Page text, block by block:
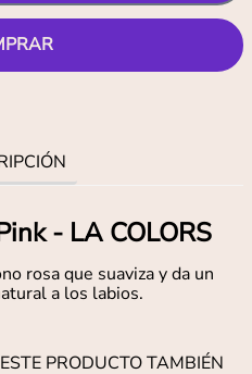
- LA COLORS
rosa que suaviza y da un
a los labios.
PRODUCTO TAMBIÉN